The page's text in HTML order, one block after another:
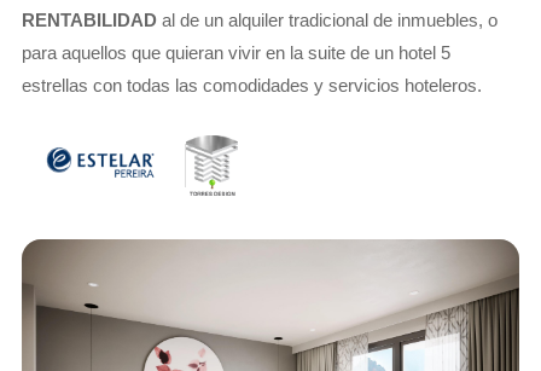
RENTABILIDAD al de un alquiler tradicional de inmuebles, o
para aquellos que quieran vivir en la suite de un hotel 5
estrellas con todas las comodidades y servicios hoteleros.